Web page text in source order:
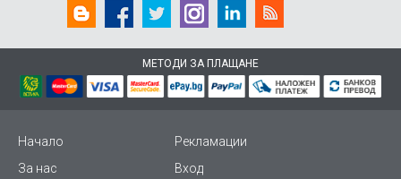
МЕТОДИ ЗА ПЛАЩАНЕ
Начало
Рекламации
За нас
Вход